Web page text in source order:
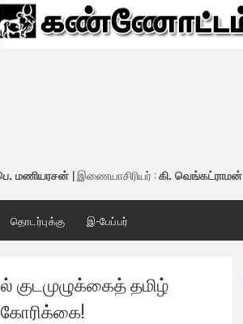
மணியரசன் | இணையாசிரியர் :கி. வெங்கட்ராமன்
தொடர்புக்கு இ-பேப்பர்
தமிழ்